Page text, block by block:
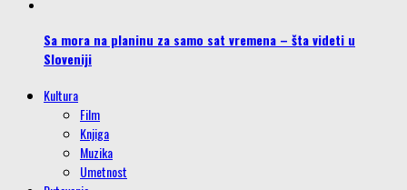
Sa mora na planinu za samo sat vremena – šta videti u
Sloveniji
Kultura
Film
Knjiga
Muzika
Umetnost